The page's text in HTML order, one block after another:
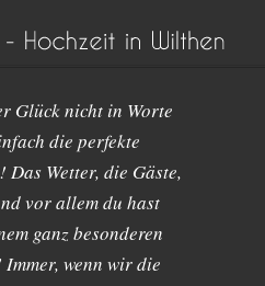
Glück nicht in Worte
die perfekte
Wetter, die Gäste,
vor allem du hast
ganz besonderen
wenn wir die